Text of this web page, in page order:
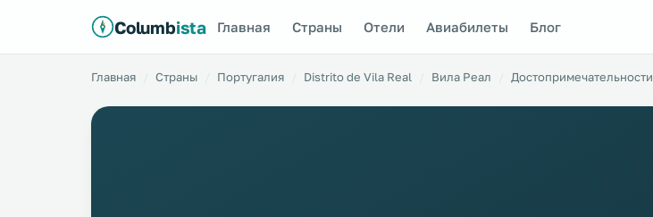
Columbista Главная Страны Отели Авиабилеты Блог
Главная Страны Португалия Distrito de Vila Real Вила Реал Достопримечательности